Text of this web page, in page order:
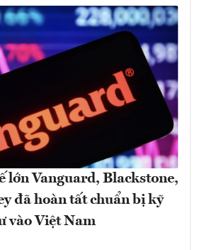
lớn Vanguard, Blackstone,
đã hoàn tất chuẩn bị kỹ
vào Việt Nam